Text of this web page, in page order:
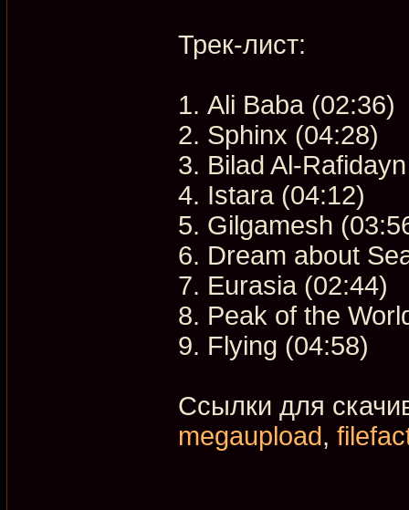
Трек-лист:
1. Ali Baba (02:36)
2. Sphinx (04:28)
3. Bilad Al-
4. Istara (04:12)
5. Gilgamesh
6. Dream about
7. Eurasia (02:44)
8. Peak of the
9. Flying (04:58)
Ссылки для
megaupload,